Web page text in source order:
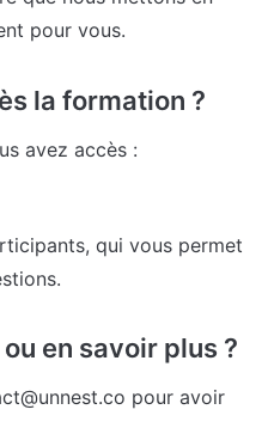
pour vous.
la formation ?
avez accès :
qui vous permet
en savoir plus ?
pour avoir